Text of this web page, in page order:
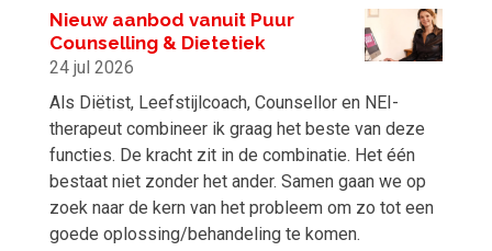
Nieuw aanbod vanuit Puur
Counselling & Dietetiek
24 jul 2026
Als Diëtist, Leefstijlcoach, Counsellor en NEI-
therapeut combineer ik graag het beste van deze
functies. De kracht zit in de combinatie. Het één
bestaat niet zonder het ander. Samen gaan we op
zoek naar de kern van het probleem om zo tot een
goede oplossing/behandeling te komen.